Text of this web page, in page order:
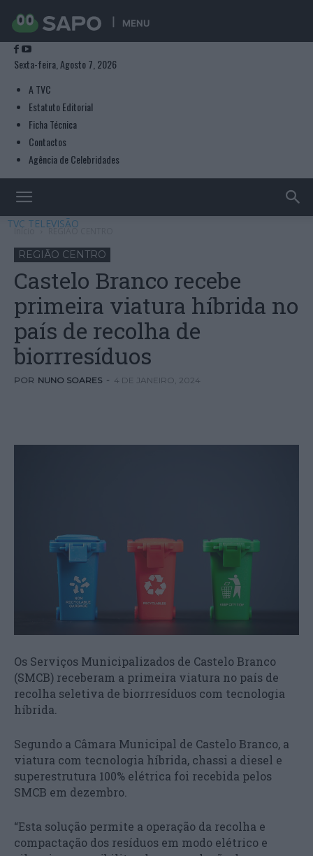
MENU
Sexta-feira, Agosto 7, 2026
A TVC
Estatuto Editorial
Ficha Técnica
Contactos
Agência de Celebridades
TVC TELEVISÃO
Início REGIÃO CENTRO
REGIÃO CENTRO
Castelo Branco recebe
primeira viatura híbrida no
país de recolha de
biorrresíduos
POR NUNO SOARES - 4 DE JANEIRO, 2024
Os Serviços Municipalizados de Castelo Branco
(SMCB) receberam a primeira viatura no país de
recolha seletiva de biorrresíduos com tecnologia
híbrida.
Segundo a Câmara Municipal de Castelo Branco, a
viatura com tecnologia híbrida, chassi a diesel e
superestrutura 100% elétrica foi recebida pelos
SMCB em dezembro.
“Esta solução permite a operação da recolha e
compactação dos resíduos em modo elétrico e